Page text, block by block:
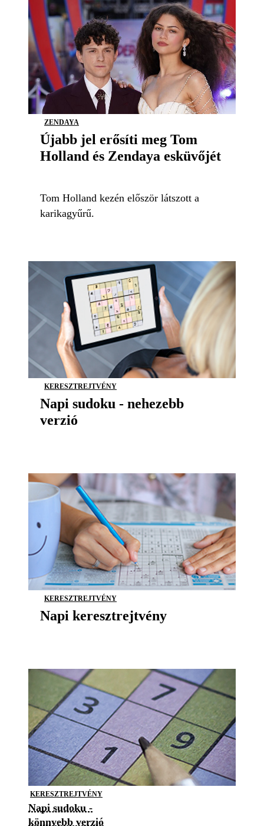
ZENDAYA
Újabb jel erősíti meg Tom
Holland és Zendaya esküvőjét
Tom Holland kezén először látszott a
karikagyűrű.
KERESZTREJTVÉNY
Napi sudoku - nehezebb
verzió
KERESZTREJTVÉNY
Napi keresztrejtvény
KERESZTREJTVÉNY
Napi sudoku -
könnyebb verzió